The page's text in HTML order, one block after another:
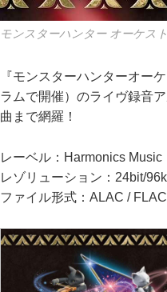
モンスターハンター オーケス
『モンスターハンターオー
ラムで開催）のライヴ録音
曲まで網羅！
レーベル：Harmonics Music
レゾリューション：24bit/
ファイル形式：ALAC /